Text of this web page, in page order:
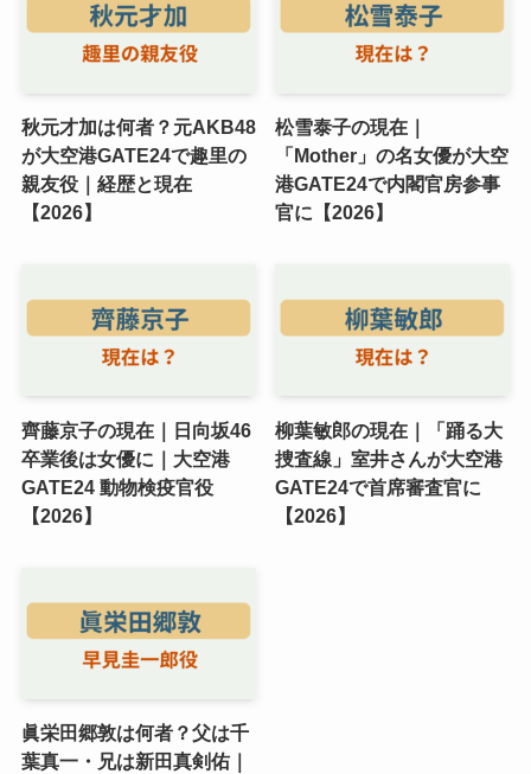
秋元才加は何者？元AKB48
が大空港GATE24で趣里の
親友役｜経歴と現在
【2026】
松雪泰子の現在｜
「Mother」の名女優が大空
港GATE24で内閣官房参事
官に【2026】
齊藤京子の現在｜日向坂46
卒業後は女優に｜大空港
GATE24 動物検疫官役
【2026】
柳葉敏郎の現在｜「踊る大
捜査線」室井さんが大空港
GATE24で首席審査官に
【2026】
眞栄田郷敦は何者？父は千
葉真一・兄は新田真剣佑｜